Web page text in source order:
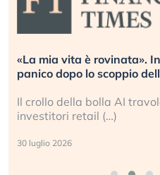
«La mia vita è rovinata».
panico dopo lo scoppio
Il crollo della bolla AI
investitori retail (…)
30 luglio 2026